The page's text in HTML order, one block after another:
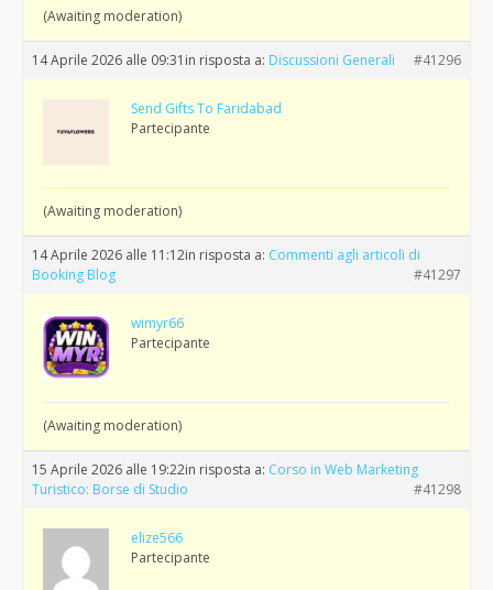
(Awaiting moderation)
14 Aprile 2026 alle 09:31 in risposta a: Discussioni Generali #41296
Send Gifts To Faridabad
Partecipante
(Awaiting moderation)
14 Aprile 2026 alle 11:12in risposta a: Commenti agli articoli di
Booking Blog
#41297
wimyr66
Partecipante
(Awaiting moderation)
15 Aprile 2026 alle 19:22in risposta a: Corso in Web Marketing
Turistico: Borse di Studio
#41298
elize566
Partecipante